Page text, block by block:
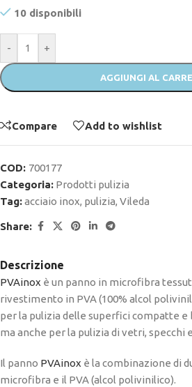
10 disponibili
- +
AGGIUNGI AL
Compare Add to wishlist
COD: 700177
Categoria: Prodotti pulizia
Tag:acciaio inox, pulizia, Vileda
Share:
Descrizione
PVAinox è un panno in microfibra
rivestimento in PVA (100% alcol
per la pulizia delle superfici compatte e
ma anche per la pulizia di vetri, specchi
Il panno PVAinox è la combinazione di
microfibra e il PVA (alcol polivinilico).